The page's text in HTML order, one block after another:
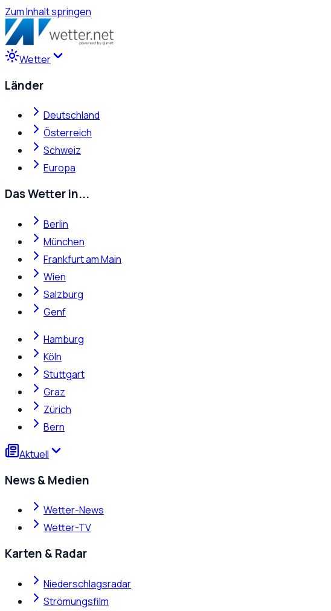
Zum Inhalt springen
Wetter
Länder
Deutschland
Österreich
Schweiz
Europa
Das Wetter in...
Berlin
München
Frankfurt am Main
Wien
Salzburg
Genf
Hamburg
Köln
Stuttgart
Graz
Zürich
Bern
Aktuell
News & Medien
Wetter-News
Wetter-TV
Karten & Radar
Niederschlagsradar
Strömungsfilm